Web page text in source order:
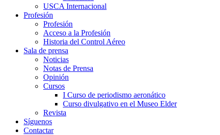
USCA Internacional
Profesión
Profesión
Acceso a la Profesión
Historia del Control Aéreo
Sala de prensa
Noticias
Notas de Prensa
Opinión
Cursos
I Curso de periodismo aeronático
Curso divulgativo en el Museo Elder
Revista
Síguenos
Contactar